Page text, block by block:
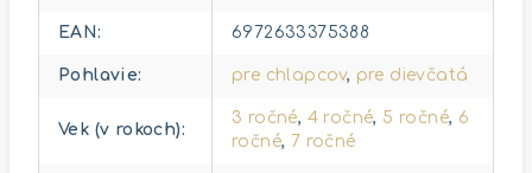
EAN: 6972633375388
Pohlavie: pre chlapcov, pre dievčatá
Vek (v rokoch):
3 ročné, 4 ročné, 5 ročné, 6
ročné, 7 ročné